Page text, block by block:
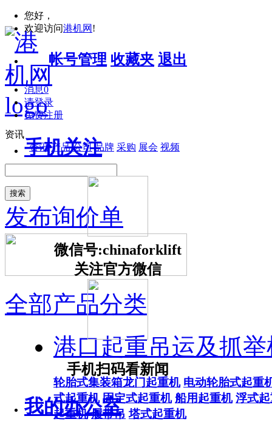
您好，
欢迎访问港机网 !
帐号管理 收藏夹 退出
消息0
请登录
免费注册
手机关注
微信号:chinaforklift
关注官方微信
手机扫码看新闻
我的办公室
资讯
资讯 产品 公司 品牌 采购 展会 视频
搜索
发布询价单
全部产品分类
港口起重吊运及抓
轮胎式集装箱龙门起重机 电动轮胎式起重
式起重机 固定式起重机 船用起重机 浮式
起重机 履带吊 塔式起重机